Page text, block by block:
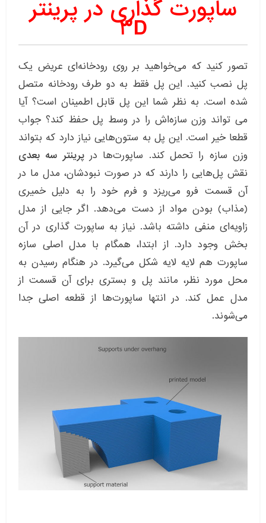
ساپورت گذاری در پرینتر
۳D
تصور کنید که می‌خواهید بر روی رودخانه‌ای عریض یک
پل نصب کنید. این پل فقط به دو طرف رودخانه متصل
شده است. به نظر شما این پل قابل اطمینان است؟ آیا
می تواند وزن سازه‌اش را در وسط پل حفظ کند؟ جواب
قطعا خیر است. این پل به ستون‌هایی نیاز دارد که بتواند
وزن سازه را تحمل کند. ساپورت‌ها درپرینتر سه بعدی
نقش پل‌هایی را دارند که در صورت نبودشان، مدل ما در
آن قسمت فرو می‌ریزد و فرم خود را به دلیل خمیری
(مذاب) بودن مواد از دست می‌دهد. اگر جایی از مدل
زاویه‌ای منفی داشته باشد. نیاز به ساپورت گذاری در آن
بخش وجود دارد. از ابتدا، همگام با مدل اصلی سازه
ساپورت هم لایه لایه شکل می‌گیرد. در هنگام رسیدن به
محل مورد نظر، مانند پل و بستری برای آن قسمت از
مدل عمل کند. در انتها ساپورت‌ها از قطعه اصلی جدا
می‌شوند.